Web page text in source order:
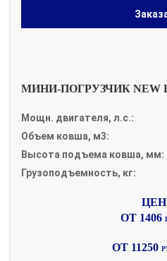
МИНИ-ПОГРУЗЧИК NEW
Мощн. двигателя, л.с.:
Объем ковша, м3:
Высота подъема ковша, мм:
Грузоподъемность, кг:
ОТ 1406
ОТ 11250